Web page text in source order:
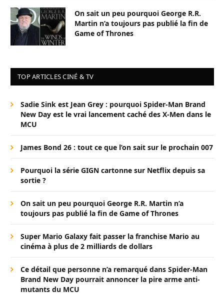
On sait un peu pourquoi George R.R.
Martin n’a toujours pas publié la fin de
Game of Thrones
TOP ARTICLES CINÉ & TV
Sadie Sink est Jean Grey : pourquoi Spider-Man Brand
New Day est le vrai lancement caché des X-Men dans le
MCU
James Bond 26 : tout ce que l’on sait sur le prochain 007
Pourquoi la série GIGN cartonne sur Netflix depuis sa
sortie ?
On sait un peu pourquoi George R.R. Martin n’a
toujours pas publié la fin de Game of Thrones
Super Mario Galaxy fait passer la franchise Mario au
cinéma à plus de 2 milliards de dollars
Ce détail que personne n’a remarqué dans Spider-Man
Brand New Day pourrait annoncer la pire arme anti-
mutants du MCU